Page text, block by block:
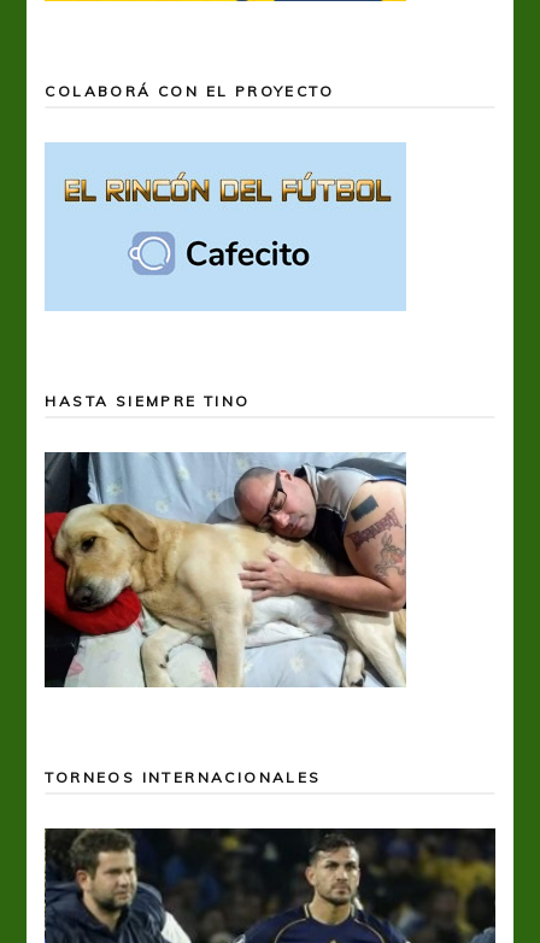
COLABORÁ CON EL PROYECTO
HASTA SIEMPRE TINO
TORNEOS INTERNACIONALES